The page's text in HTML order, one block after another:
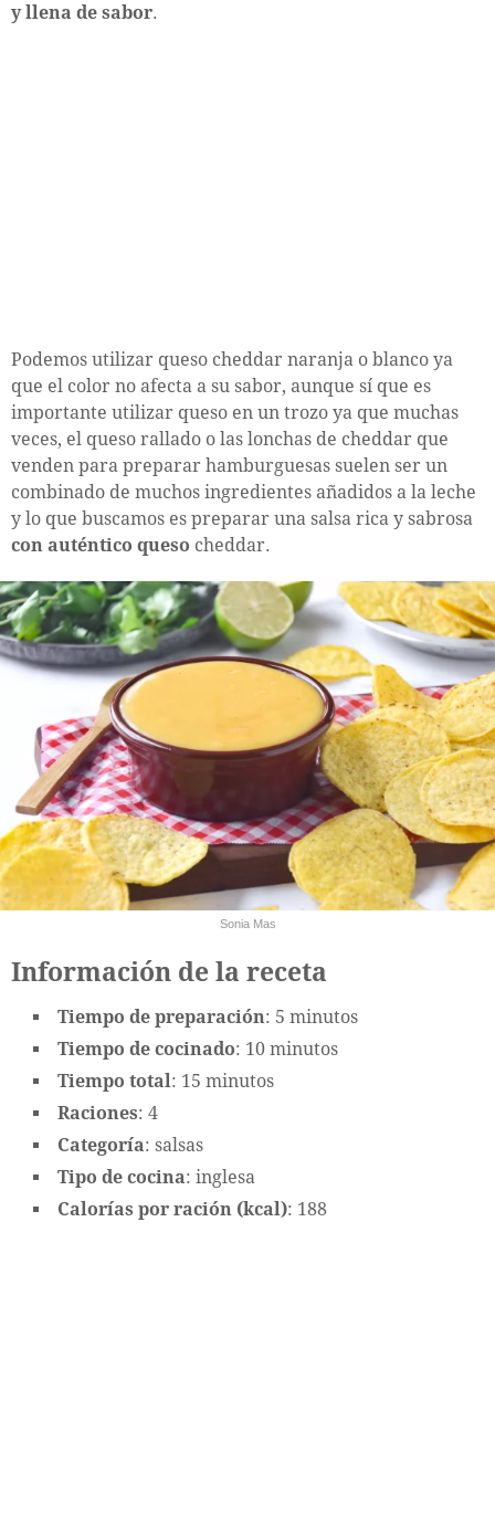
y llena de sabor.
Podemos utilizar queso cheddar naranja o blanco ya
que el color no afecta a su sabor, aunque sí que es
importante utilizar queso en un trozo ya que muchas
veces, el queso rallado o las lonchas de cheddar que
venden para preparar hamburguesas suelen ser un
combinado de muchos ingredientes añadidos a la leche
y lo que buscamos es preparar una salsa rica y sabrosa
con auténtico queso cheddar.
Sonia Mas
Información de la receta
Tiempo de preparación: 5 minutos
Tiempo de cocinado: 10 minutos
Tiempo total: 15 minutos
Raciones: 4
Categoría: salsas
Tipo de cocina: inglesa
Calorías por ración (kcal): 188